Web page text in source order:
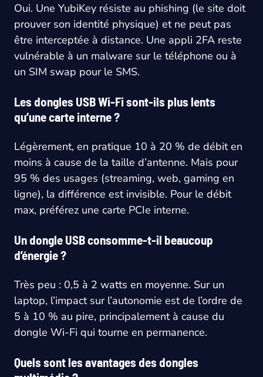
Oui. Une YubiKey résiste au phishing (le site doit
prouver son identité physique) et ne peut pas
être interceptée à distance. Une appli 2FA reste
vulnérable à un malware sur le téléphone ou à
un SIM swap pour le SMS.
Les dongles USB Wi-Fi sont-ils plus lents
qu’une carte interne ?
Légèrement, en pratique 10 à 20 % de débit en
moins à cause de la taille d’antenne. Mais pour
95 % des usages (streaming, web, gaming en
ligne), la différence est invisible. Pour le débit
max, préférez une carte PCIe interne.
Un dongle USB consomme-t-il beaucoup
d’énergie ?
Très peu : 0,5 à 2 watts en moyenne. Sur un
laptop, l’impact sur l’autonomie est de l’ordre de
5 à 10 % au pire, principalement à cause du
dongle Wi-Fi qui tourne en permanence.
Quels sont les avantages des dongles